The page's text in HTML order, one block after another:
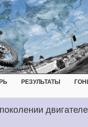
РЕЗУЛЬТАТЫ